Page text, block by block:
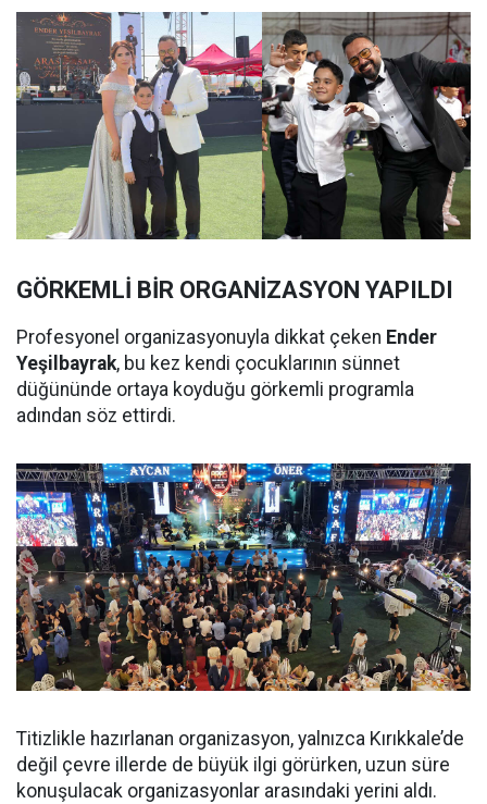
GÖRKEMLİ BİR ORGANİZASYON YAPILDI
Profesyonel organizasyonuyla dikkat çeken Ender
Yeşilbayrak, bu kez kendi çocuklarının sünnet
düğününde ortaya koyduğu görkemli programla
adından söz ettirdi.
Titizlikle hazırlanan organizasyon, yalnızca Kırıkkale’de
değil çevre illerde de büyük ilgi görürken, uzun süre
konuşulacak organizasyonlar arasındaki yerini aldı.